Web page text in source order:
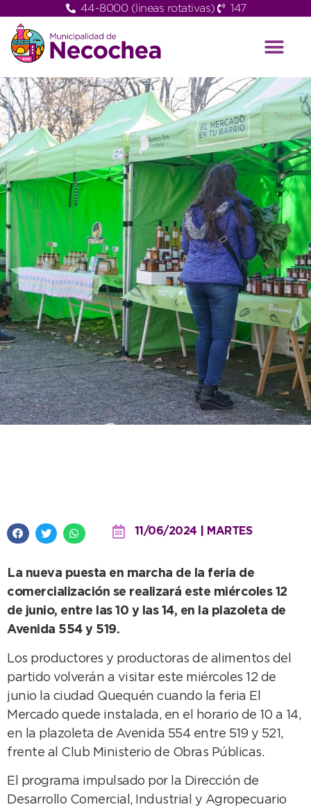
44-8000 (lineas rotativas) 147
11/06/2024 | MARTES
La nueva puesta en marcha de la feria de
comercialización se realizará este miércoles 12
de junio, entre las 10 y las 14, en la plazoleta de
Avenida 554 y 519.
Los productores y productoras de alimentos del
partido volverán a visitar este miércoles 12 de
junio la ciudad Quequén cuando la feria El
Mercado quede instalada, en el horario de 10 a 14,
en la plazoleta de Avenida 554 entre 519 y 521,
frente al Club Ministerio de Obras Públicas.
El programa impulsado por la Dirección de
Desarrollo Comercial, Industrial y Agropecuario